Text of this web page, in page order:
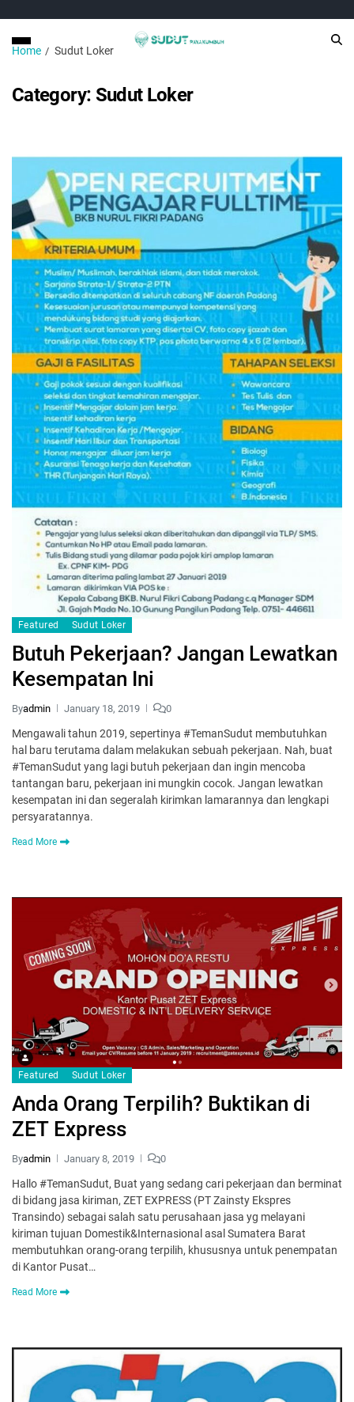
Home Sudut Loker
Category: Sudut Loker
Featured Sudut Loker
Butuh Pekerjaan? Jangan Lewatkan
Kesempatan Ini
Byadmin January 18, 2019 0
Mengawali tahun 2019, sepertinya #TemanSudut membutuhkan
hal baru terutama dalam melakukan sebuah pekerjaan. Nah, buat
#TemanSudut yang lagi butuh pekerjaan dan ingin mencoba
tantangan baru, pekerjaan ini mungkin cocok. Jangan lewatkan
kesempatan ini dan segeralah kirimkan lamarannya dan lengkapi
persyaratannya.
Read More
Featured Sudut Loker
Anda Orang Terpilih? Buktikan di
ZET Express
Byadmin January 8, 2019 0
Hallo #TemanSudut, Buat yang sedang cari pekerjaan dan berminat
di bidang jasa kiriman, ZET EXPRESS (PT Zainsty Ekspres
Transindo) sebagai salah satu perusahaan jasa yg melayani
kiriman tujuan Domestik&Internasional asal Sumatera Barat
membutuhkan orang-orang terpilih, khususnya untuk penempatan
di Kantor Pusat…
Read More